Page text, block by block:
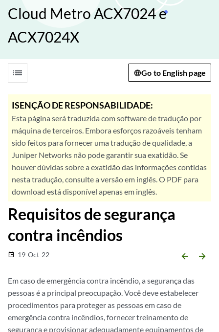
Cloud Metro ACX7024 e
ACX7024X
list Go to English page
ISENÇÃO DE RESPONSABILIDADE:
Esta página será traduzida com software de tradução por
máquina de terceiros. Embora esforços razoáveis tenham
sido feitos para fornecer uma tradução de qualidade, a
Juniper Networks não pode garantir sua exatidão. Se
houver dúvidas sobre a exatidão das informações contidas
nesta tradução, consulte a versão em inglês. O PDF para
download está disponível apenas em inglês.
Requisitos de segurança
contra incêndios
date_range 19-Oct-22 arrow_backward arrow_forward
Em caso de emergência contra incêndio, a segurança das
pessoas é a principal preocupação. Você deve estabelecer
procedimentos para proteger as pessoas em caso de
emergência contra incêndios, fornecer treinamento de
segurança e provisionar adequadamente equipamentos de